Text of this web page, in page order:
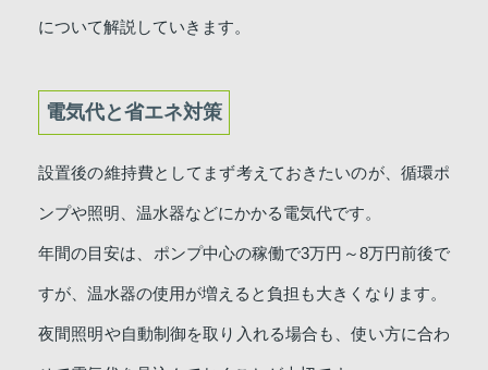
について解説していきます。
電気代と省エネ対策
設置後の維持費としてまず考えておきたいのが、循環ポ
ンプや照明、温水器などにかかる電気代です。
年間の目安は、ポンプ中心の稼働で3万円～8万円前後で
すが、温水器の使用が増えると負担も大きくなります。
夜間照明や自動制御を取り入れる場合も、使い方に合わ